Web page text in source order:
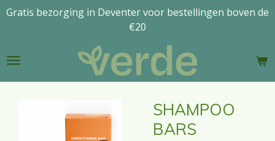
Ga
de
Gratis bezorging in Deventer voor bestellingen boven de
€20
SHAMPOO
BARS